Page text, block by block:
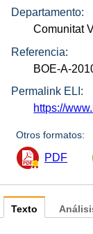
Departamento:
Comunitat
Referencia:
BOE-A-
Permalink ELI:
https://
Otros formatos:
PDF
Texto